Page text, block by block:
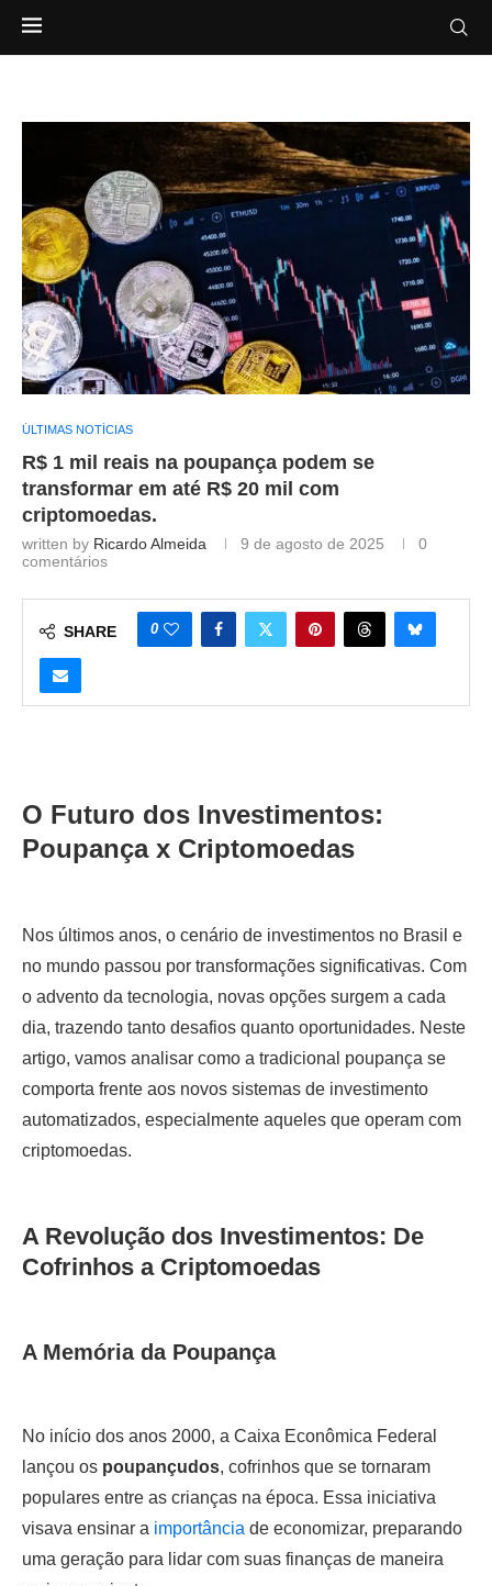
ÚLTIMAS NOTÍCIAS
R$ 1 mil reais na poupança podem se
transformar em até R$ 20 mil com
criptomoedas.
written by Ricardo Almeida 9 de agosto de 2025
0
comentários
SHARE 0
O Futuro dos Investimentos:
Poupança x Criptomoedas
Nos últimos anos, o cenário de investimentos no Brasil e
no mundo passou por transformações significativas. Com
o advento da tecnologia, novas opções surgem a cada
dia, trazendo tanto desafios quanto oportunidades. Neste
artigo, vamos analisar como a tradicional poupança se
comporta frente aos novos sistemas de investimento
automatizados, especialmente aqueles que operam com
criptomoedas.
A Revolução dos Investimentos: De
Cofrinhos a Criptomoedas
A Memória da Poupança
No início dos anos 2000, a Caixa Econômica Federal
lançou os poupançudos, cofrinhos que se tornaram
populares entre as crianças na época. Essa iniciativa
visava ensinar a importância de economizar, preparando
uma geração para lidar com suas finanças de maneira